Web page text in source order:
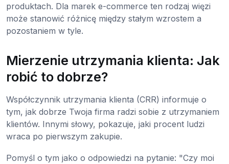
produktach. Dla marek e-commerce ten rodzaj więzi
może stanowić różnicę między stałym wzrostem a
pozostaniem w tyle.
Mierzenie utrzymania klienta: Jak
robić to dobrze?
Współczynnik utrzymania klienta (CRR) informuje o
tym, jak dobrze Twoja firma radzi sobie z utrzymaniem
klientów. Innymi słowy, pokazuje, jaki procent ludzi
wraca po pierwszym zakupie.
Pomyśl o tym jako o odpowiedzi na pytanie: "Czy moi